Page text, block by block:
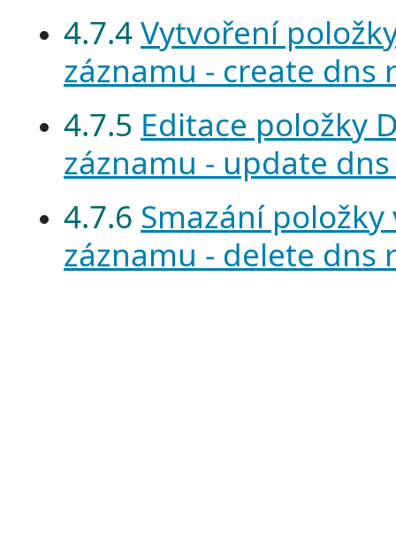
4.7.4Vytvoření
záznamu - create dns
4.7.5 Editace položky
záznamu - update
4.7.6 Smazání položky
záznamu - delete dns